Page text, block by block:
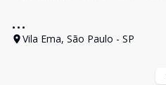
...
Vila Ema, São Paulo - SP